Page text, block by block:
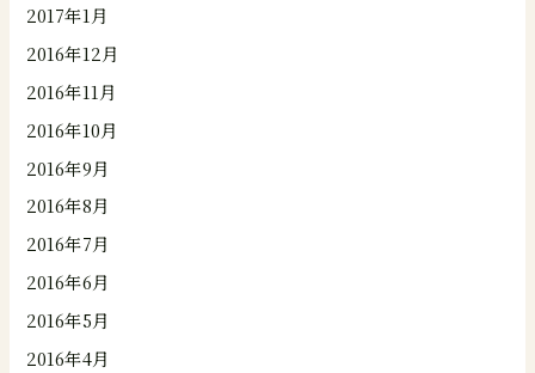
2017年1月
2016年12月
2016年11月
2016年10月
2016年9月
2016年8月
2016年7月
2016年6月
2016年5月
2016年4月